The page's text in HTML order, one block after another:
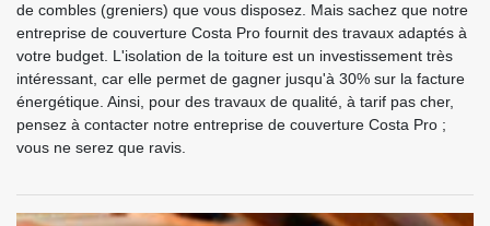
de combles (greniers) que vous disposez. Mais sachez que notre
entreprise de couverture Costa Pro fournit des travaux adaptés à
votre budget. L'isolation de la toiture est un investissement très
intéressant, car elle permet de gagner jusqu'à 30% sur la facture
énergétique. Ainsi, pour des travaux de qualité, à tarif pas cher,
pensez à contacter notre entreprise de couverture Costa Pro ;
vous ne serez que ravis.